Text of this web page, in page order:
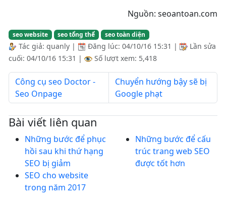
Nguồn: seoantoan.com
seo website seo tổng thể seo toàn diện
Tác giả: quanly | Đăng lúc: 04/10/16 15:31 |
Lần sửa
cuối: 04/10/16 15:31 | Số lượt xem: 5,418
Công cụ seo Doctor -
Seo Onpage
Chuyển hướng bậy sẽ bị
Google phạt
Bài viết liên quan
Những bước để phục
hồi sau khi thứ hạng
SEO bị giảm
SEO cho website
trong năm 2017
Những bước để cấu
trúc trang web SEO
được tốt hơn